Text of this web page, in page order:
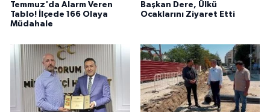
Temmuz'da Alarm Veren
Tablo! İlçede 166 Olaya
Müdahale
Başkan Dere, Ülkü
Ocaklarını Ziyaret Etti